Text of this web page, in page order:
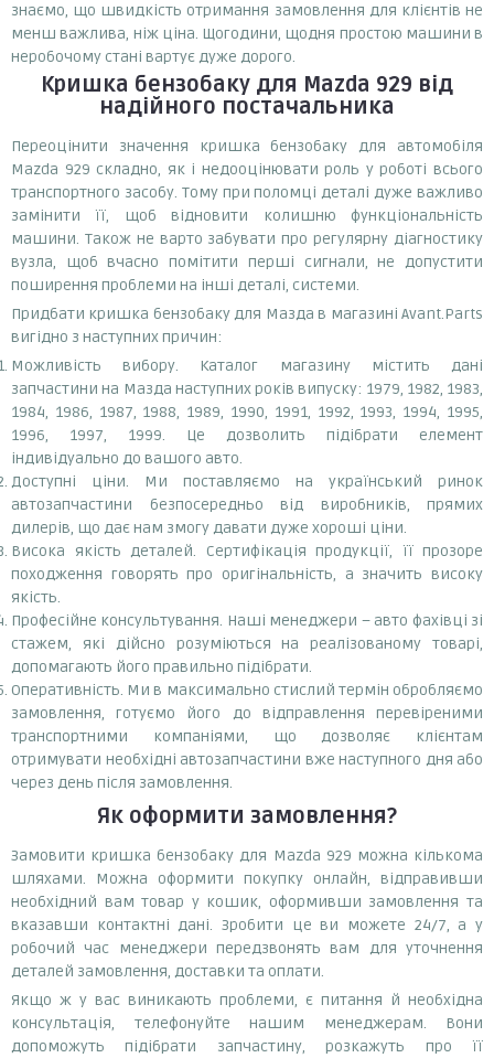
знаємо, що швидкість отримання замовлення для клієнтів не
менш важлива, ніж ціна. Щогодини, щодня простою машини в
неробочому стані вартує дуже дорого.
Кришка бензобаку для Mazda 929 від
надійного постачальника
Переоцінити значення кришка бензобаку для автомобіля
Mazda 929 складно, як і недооцінювати роль у роботі всього
транспортного засобу. Тому при поломці деталі дуже важливо
замінити її, щоб відновити колишню функціональність
машини. Також не варто забувати про регулярну діагностику
вузла, щоб вчасно помітити перші сигнали, не допустити
поширення проблеми на інші деталі, системи.
Придбати кришка бензобаку для Мазда в магазині Avant.Parts
вигідно з наступних причин:
Можливість вибору. Каталог магазину містить дані
запчастини на Мазда наступних років випуску: 1979, 1982, 1983,
1984, 1986, 1987, 1988, 1989, 1990, 1991, 1992, 1993, 1994, 1995,
1996, 1997, 1999. Це дозволить підібрати елемент
індивідуально до вашого авто.
Доступні ціни. Ми поставляємо на український ринок
автозапчастини безпосередньо від виробників, прямих
дилерів, що дає нам змогу давати дуже хороші ціни.
Висока якість деталей. Сертифікація продукції, її прозоре
походження говорять про оригінальність, а значить високу
якість.
Професійне консультування. Наші менеджери – авто фахівці зі
стажем, які дійсно розуміються на реалізованому товарі,
допомагають його правильно підібрати.
Оперативність. Ми в максимально стислий термін обробляємо
замовлення, готуємо його до відправлення перевіреними
транспортними компаніями, що дозволяє клієнтам
отримувати необхідні автозапчастини вже наступного дня або
через день після замовлення.
Як оформити замовлення?
Замовити кришка бензобаку для Mazda 929 можна кількома
шляхами. Можна оформити покупку онлайн, відправивши
необхідний вам товар у кошик, оформивши замовлення та
вказавши контактні дані. Зробити це ви можете 24/7, а у
робочий час менеджери передзвонять вам для уточнення
деталей замовлення, доставки та оплати.
Якщо ж у вас виникають проблеми, є питання й необхідна
консультація, телефонуйте нашим менеджерам. Вони
допоможуть підібрати запчастину, розкажуть про її